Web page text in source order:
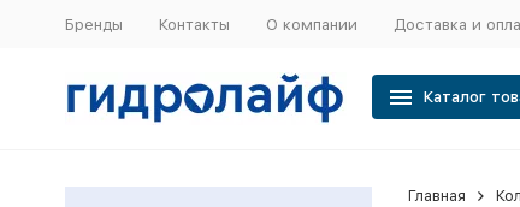
Бренды Контакты О компании Доставка и
Каталог
Главная